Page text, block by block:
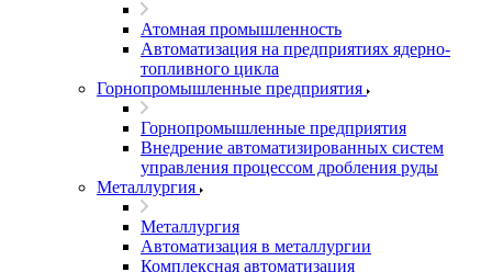
Атомная промышленность
Автоматизация на предприятиях ядерно-
топливного цикла
Горнопромышленные предприятия
Горнопромышленные предприятия
Внедрение автоматизированных систем
управления процессом дробления руды
Металлургия
Металлургия
Автоматизация в металлургии
Комплексная автоматизация